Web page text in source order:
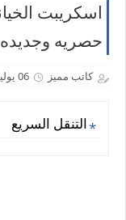
اسكريبت
حصريه وجديده
كاتب مميز 06 يوليو 2026
التنقل السريع